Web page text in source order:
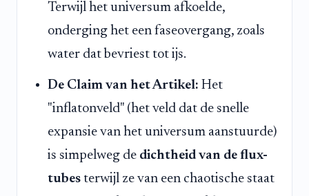
Terwijl het universum afkoelde,
onderging het een faseovergang, zoals
water dat bevriest tot ijs.
De Claim van het Artikel: Het
"inflatonveld" (het veld dat de snelle
expansie van het universum aanstuurde)
is simpelweg de dichtheid van de flux-
tubes terwijl ze van een chaotische staat